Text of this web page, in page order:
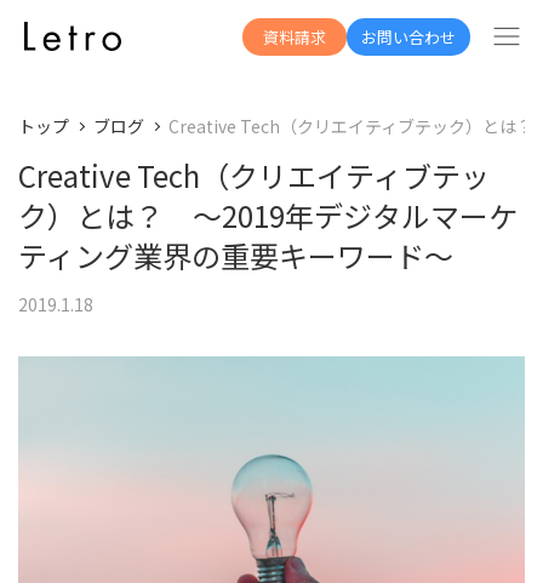
資料請求 お問い合わせ
トップ ブログ Creative Tech（クリエイティブテック）とは
Creative Tech（クリエイティブテッ
ク）とは？ ～2019年デジタルマーケ
ティング業界の重要キーワード～
2019.1.18